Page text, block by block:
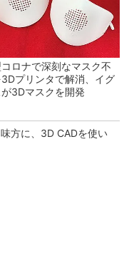
ロナで深刻なマスク不
3Dプリンタで解消、イグ
3Dマスクを開発
方に、3D CADを使い